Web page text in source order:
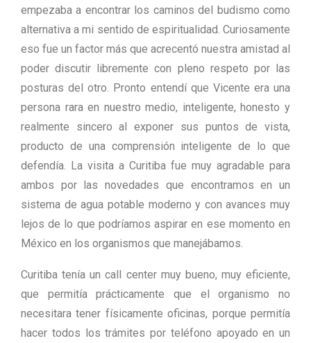
empezaba a encontrar los caminos del budismo como
alternativa a mi sentido de espiritualidad. Curiosamente
eso fue un factor más que acrecentó nuestra amistad al
poder discutir libremente con pleno respeto por las
posturas del otro. Pronto entendí que Vicente era una
persona rara en nuestro medio, inteligente, honesto y
realmente sincero al exponer sus puntos de vista,
producto de una comprensión inteligente de lo que
defendía. La visita a Curitiba fue muy agradable para
ambos por las novedades que encontramos en un
sistema de agua potable moderno y con avances muy
lejos de lo que podríamos aspirar en ese momento en
México en los organismos que manejábamos.
Curitiba tenía un call center muy bueno, muy eficiente,
que permitía prácticamente que el organismo no
necesitara tener físicamente oficinas, porque permitía
hacer todos los trámites por teléfono apoyado en un